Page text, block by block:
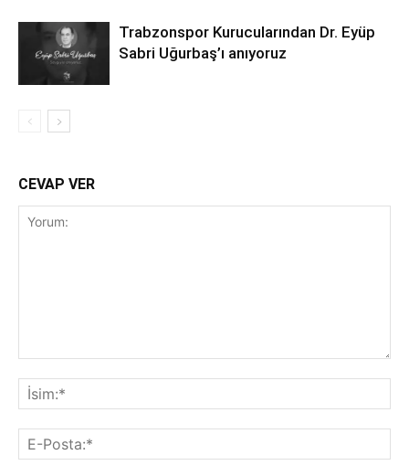
Trabzonspor Kurucularından Dr. Eyüp
Sabri Uğurbaş’ı anıyoruz
CEVAP VER